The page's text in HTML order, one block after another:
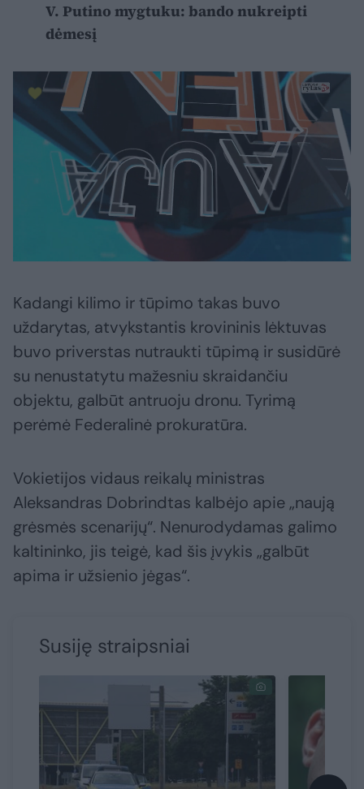
V. Putino mygtuku: bando nukreipti
dėmesį
Kadangi kilimo ir tūpimo takas buvo
uždarytas, atvykstantis krovininis lėktuvas
buvo priverstas nutraukti tūpimą ir susidūrė
su nenustatytu mažesniu skraidančiu
objektu, galbūt antruoju dronu. Tyrimą
perėmė Federalinė prokuratūra.
Vokietijos vidaus reikalų ministras
Aleksandras Dobrindtas kalbėjo apie „naują
grėsmės scenarijų“. Nenurodydamas galimo
kaltininko, jis teigė, kad šis įvykis „galbūt
apima ir užsienio jėgas“.
Susiję straipsniai